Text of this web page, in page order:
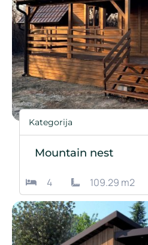
Kategorija
Mountain nest
4 109.29 m2